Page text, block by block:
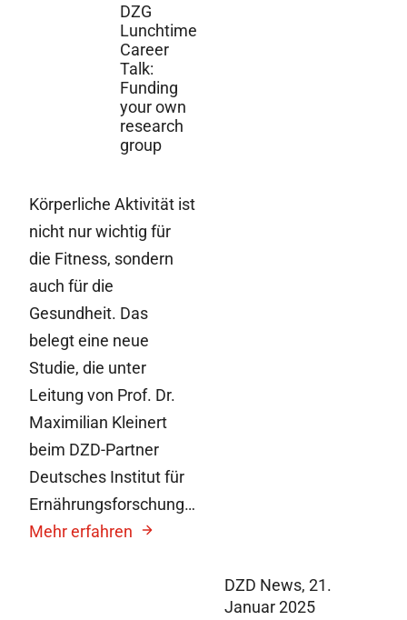
DZG
Lunchtime
Career
Talk:
Funding
your own
research
group
DZD News, 21.
Januar 2025
Körperliche Aktivität ist
nicht nur wichtig für
die Fitness, sondern
auch für die
Gesundheit. Das
belegt eine neue
Studie, die unter
Leitung von Prof. Dr.
Maximilian Kleinert
beim DZD-Partner
Deutsches Institut für
Ernährungsforschung…
Mehr erfahren